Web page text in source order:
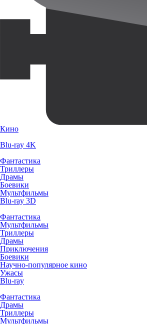
Кино
Blu-ray 4K
Фантастика
Триллеры
Драмы
Боевики
Мультфильмы
Blu-ray 3D
Фантастика
Мультфильмы
Триллеры
Драмы
Приключения
Боевики
Научно-популярное кино
Ужасы
Blu-ray
Фантастика
Драмы
Триллеры
Мультфильмы